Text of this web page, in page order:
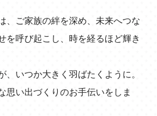
、ご家族の絆を深め、未来へつな
を呼び起こし、時を経るほど輝き
、いつか大きく羽ばたくように。
思い出づくりのお手伝いをしま